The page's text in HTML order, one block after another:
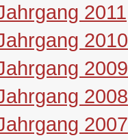
2011
2010
2009
2008
2007